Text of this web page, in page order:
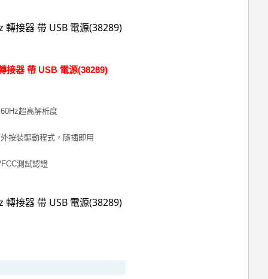
接器 帶 USB 電源(38289)
超高解析度
按裝驅動程式，隨插即用
測試認證